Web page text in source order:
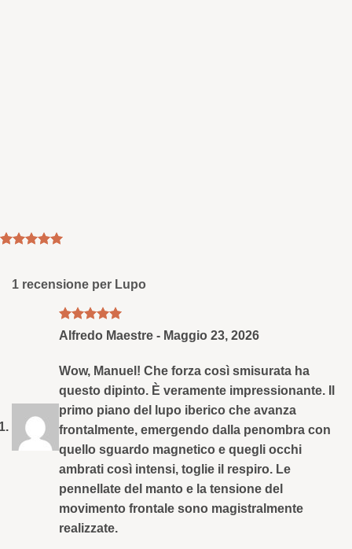
base di
1 recensione per Lupo
Valutato 5
Alfredo Maestre - Maggio 23, 2026
Wow, Manuel! Che forza così smisurata ha
questo dipinto. È veramente impressionante. Il
primo piano del lupo iberico che avanza
frontalmente, emergendo dalla penombra con
quello sguardo magnetico e quegli occhi
ambrati così intensi, toglie il respiro. Le
pennellate del manto e la tensione del
movimento frontale sono magistralmente
realizzate.